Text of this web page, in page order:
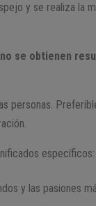
y se realiza la
se obtienen
personas.
específicos:
y las pasiones